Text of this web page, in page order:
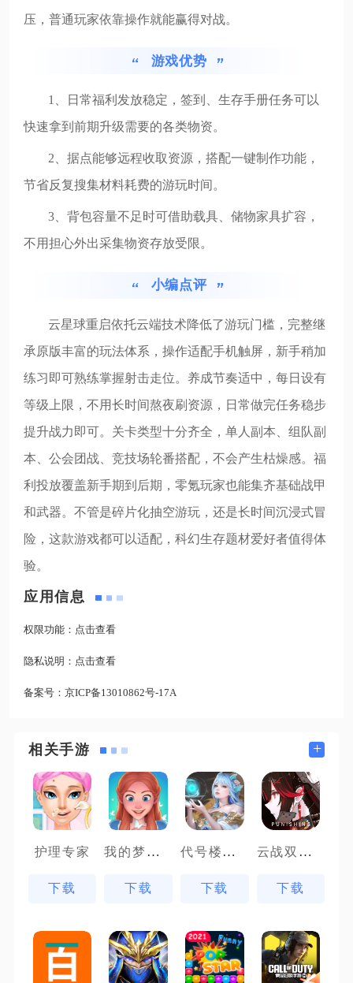
压，普通玩家依靠操作就能赢得对战。
游戏优势
1、日常福利发放稳定，签到、生存手册任务可以
快速拿到前期升级需要的各类物资。
2、据点能够远程收取资源，搭配一键制作功能，
节省反复搜集材料耗费的游玩时间。
3、背包容量不足时可借助载具、储物家具扩容，
不用担心外出采集物资存放受限。
小编点评
云星球重启依托云端技术降低了游玩门槛，完整继
承原版丰富的玩法体系，操作适配手机触屏，新手稍加
练习即可熟练掌握射击走位。养成节奏适中，每日设有
等级上限，不用长时间熬夜刷资源，日常做完任务稳步
提升战力即可。关卡类型十分齐全，单人副本、组队副
本、公会团战、竞技场轮番搭配，不会产生枯燥感。福
利投放覆盖新手期到后期，零氪玩家也能集齐基础战甲
和武器。不管是碎片化抽空游玩，还是长时间沉浸式冒
险，这款游戏都可以适配，科幻生存题材爱好者值得体
验。
应用信息
权限功能： 点击查看
隐私说明： 点击查看
备案号： 京ICP备13010862号-17A
相关手游 +
护理专家
下载
我的梦幻城堡
下载
代号楼兰计划
下载
云战双帕弥什
下载